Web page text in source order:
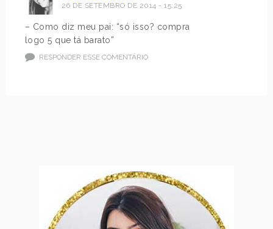
26 DE SETEMBRO DE 2014 - 15:25
– Como diz meu pai: “só isso? compra
logo 5 que tá barato”
RESPONDER ESSE COMENTÁRIO